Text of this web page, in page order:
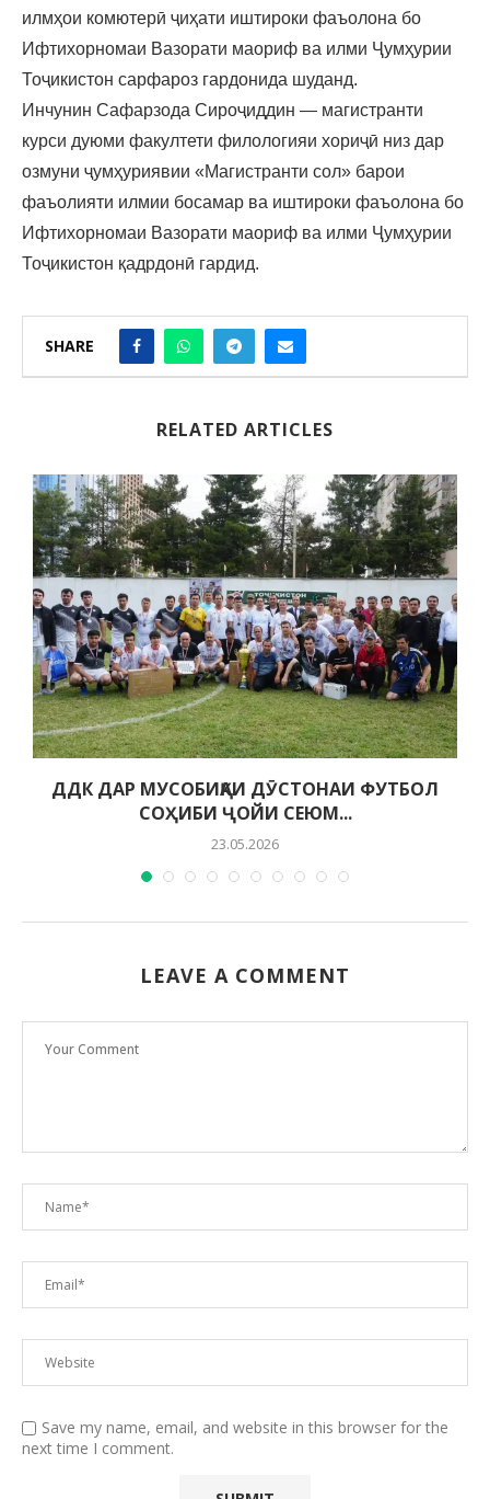
илмҳои комютерӣ ҷиҳати иштироки фаъолона бо
Ифтихорномаи Вазорати маориф ва илми Ҷумҳурии
Тоҷикистон сарфароз гардонида шуданд.
Инчунин Сафарзода Сироҷиддин — магистранти
курси дуюми факултети филологияи хориҷӣ низ дар
озмуни ҷумҳуриявии «Магистранти сол» барои
фаъолияти илмии босамар ва иштироки фаъолона бо
Ифтихорномаи Вазорати маориф ва илми Ҷумҳурии
Тоҷикистон қадрдонӣ гардид.
SHARE
RELATED ARTICLES
ДДК ДАР МУСОБИҚАИ ДӮСТОНАИ ФУТБОЛ
СОҲИБИ ҶОЙИ СЕЮМ...
23.05.2026
LEAVE A COMMENT
Save my name, email, and website in this browser for the
next time I comment.